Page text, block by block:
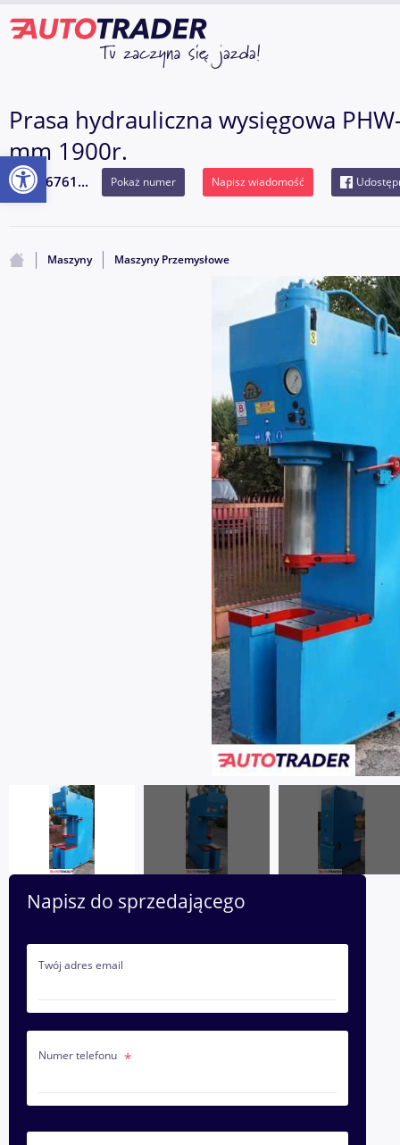
Prasa hydrauliczna wysięgowa
mm 1900r.
436761... Pokaż numer Napisz wiadomość
Maszyny Maszyny Przemysłowe
Napisz do sprzedającego
Twój adres email
Numer telefonu
Otwórz pasek narzędzi